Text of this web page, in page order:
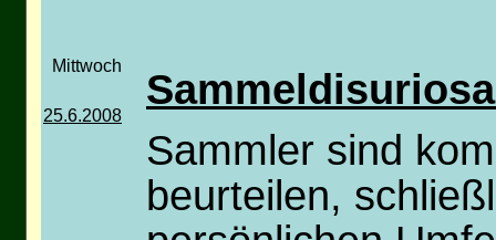
Mittwoch
25.6.2008
Sammler sind
beurteilen,